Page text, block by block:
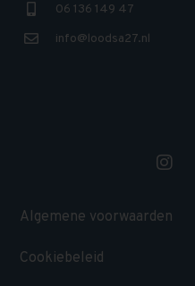
06 136 149 47
info@loodsa27.nl
Algemene voorwaarden
Cookiebeleid